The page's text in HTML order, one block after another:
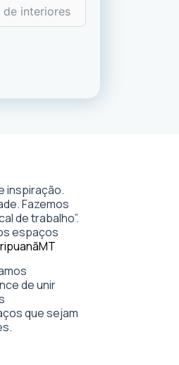
inspiração.
Fazemos
de trabalho”.
espaços
MT
de unir
que sejam